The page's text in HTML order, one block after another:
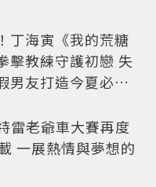
丁海寅《我的荒糖
擊教練守護初戀 失
友打造今夏必看
雷老爺車大賽再度
一展熱情與夢想的